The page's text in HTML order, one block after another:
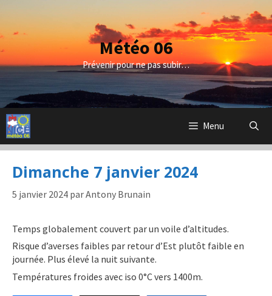
contenu
Météo 06
Prévenir pour ne pas subir…
Menu
Dimanche 7 janvier 2024
5 janvier 2024 parAntony Brunain
Temps globalement couvert par un voile d’altitudes.
Risque d’averses faibles par retour d’Est plutôt faible en
journée. Plus élevé la nuit suivante.
Températures froides avec iso 0°C vers 1400m.